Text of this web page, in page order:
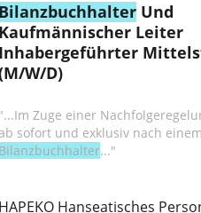
Bilanzbuchhalter Und
Kaufmännischer Leiter
Inhabergeführter
W/D)
"...Im Zuge einer
Bilanzbuchhalter..."
HAPEKO Hanseatisches